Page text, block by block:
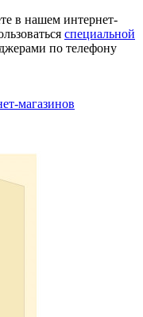
в нашем интернет-
специальной
по телефону
магазинов